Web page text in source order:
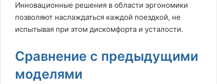
Инновационные решения в области эргономики
позволяют наслаждаться каждой поездкой, не
испытывая при этом дискомфорта и усталости.
Сравнение с предыдущими
моделями